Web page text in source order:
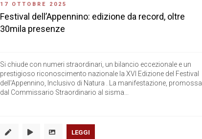
17 OTTOBRE 2025
Festival dell’Appennino: edizione da record, oltre
30mila presenze
Si chiude con numeri straordinari, un bilancio eccezionale e un
prestigioso riconoscimento nazionale la XVI Edizione del Festival
dell'Appennino, Inclusivo di Natura . La manifestazione, promossa
dal Commissario Straordinario al sisma...
LEGGI